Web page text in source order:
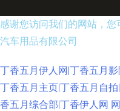
感谢您访问我们的网站，
汽车用品有限公司
丁香五月伊人网|丁香五月
丁香五月主页|丁香五月自
香五月综合部|丁香伊人网